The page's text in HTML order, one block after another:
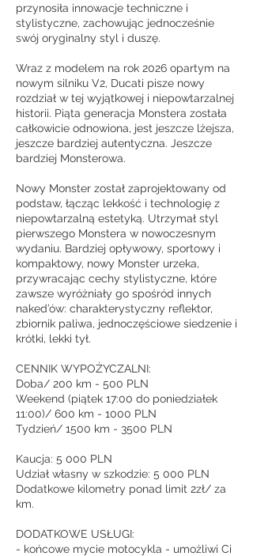
przynosiła innowacje techniczne i
stylistyczne, zachowując jednocześnie
swój oryginalny styl i duszę.
Wraz z modelem na rok 2026 opartym na
nowym silniku V2, Ducati pisze nowy
rozdział w tej wyjątkowej i niepowtarzalnej
historii. Piąta generacja Monstera została
całkowicie odnowiona, jest jeszcze lżejsza,
jeszcze bardziej autentyczna. Jeszcze
bardziej Monsterowa.
Nowy Monster został zaprojektowany od
podstaw, łącząc lekkość i technologię z
niepowtarzalną estetyką. Utrzymał styl
pierwszego Monstera w nowoczesnym
wydaniu. Bardziej opływowy, sportowy i
kompaktowy, nowy Monster urzeka,
przywracając cechy stylistyczne, które
zawsze wyróżniały go spośród innych
naked’ów: charakterystyczny reflektor,
zbiornik paliwa, jednoczęściowe siedzenie i
krótki, lekki tył.
CENNIK WYPOŻYCZALNI:
Doba/ 200 km - 500 PLN
Weekend (piątek 17:00 do poniedziałek
11:00)/ 600 km - 1000 PLN
Tydzień/ 1500 km - 3500 PLN
Kaucja: 5 000 PLN
Udział własny w szkodzie: 5 000 PLN
Dodatkowe kilometry ponad limit 2zł/ za
km.
DODATKOWE USŁUGI:
- końcowe mycie motocykla - umożliwi Ci